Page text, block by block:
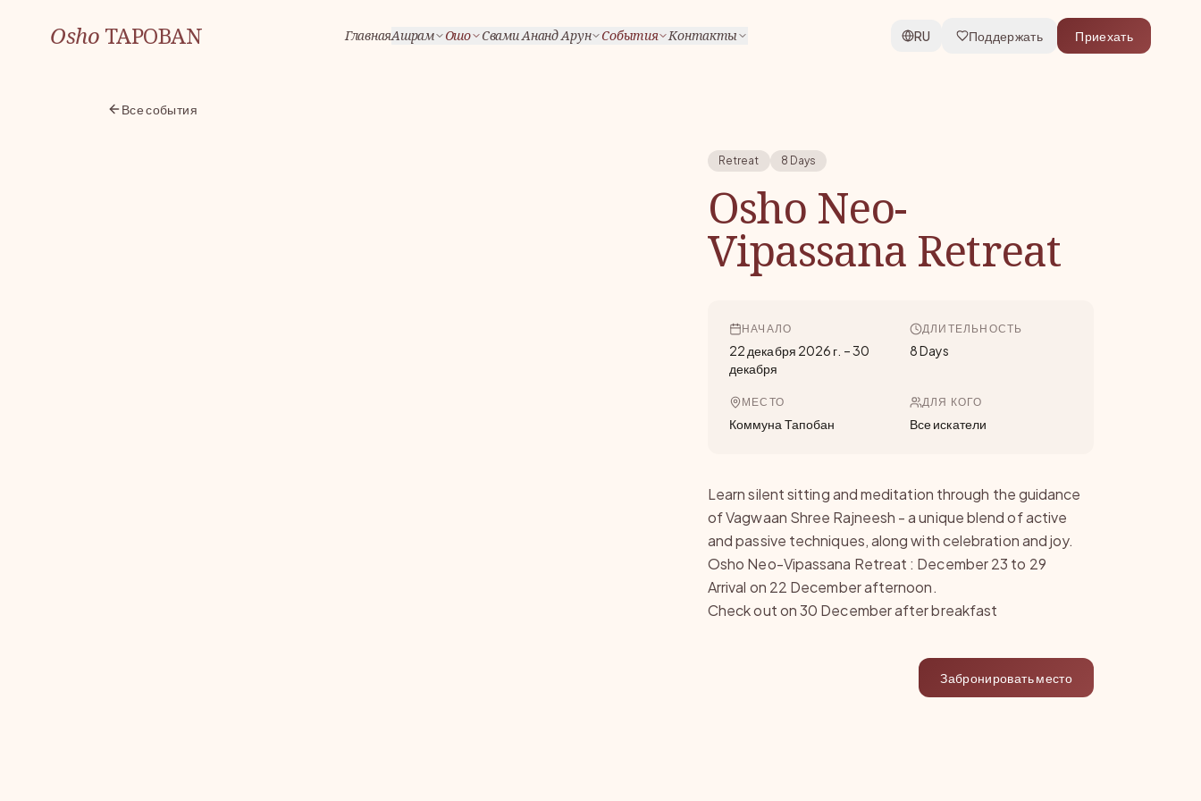
Osho TAPOBAN ГлавнаяАшрам Ошо Свами Ананд Арун События Контакты RU Поддержать Приехать
Все события
Retreat 8 Days
Osho Neo-
Vipassana Retreat
НАЧАЛО
22 декабря 2026 г. –30
декабря
ДЛИТЕЛЬНОСТЬ
8 Days
МЕСТО
Коммуна Тапобан
ДЛЯ КОГО
Все искатели
Learn silent sitting and meditation through the guidance
of Vagwaan Shree Rajneesh - a unique blend of active
and passive techniques, along with celebration and joy.
Osho Neo-Vipassana Retreat : December 23 to 29
Arrival on 22 December afternoon.
Check out on 30 December after breakfast
Забронировать место